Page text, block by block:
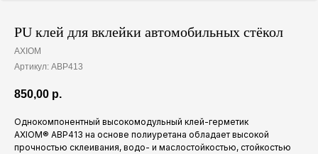
PU клей для вклейки автомобильных стёкол
AXIOM
Артикул: ABP413
850,00 р.
Однокомпонентный высокомодульный клей-герметик
AXIOM® ABP413 на основе полиуретана обладает высокой
прочностью склеивания, водо- и маслостойкостью, стойкостью